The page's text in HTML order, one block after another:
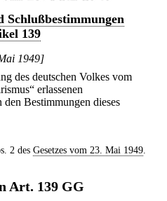
Schlußbestimmungen
139
1949]
des deutschen Volkes vom
erlassenen
Bestimmungen dieses
2 des Gesetzes vom 23. Mai 1949.
Art. 139 GG